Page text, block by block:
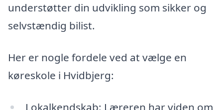
understøtter din udvikling som sikker og
selvstændig bilist.
Her er nogle fordele ved at vælge en
køreskole i Hvidbjerg:
Lokalkendskab: Læreren har viden om